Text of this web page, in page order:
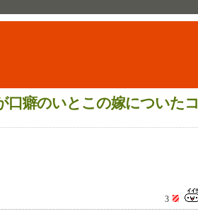
口癖のいとこの嫁についたコ
3